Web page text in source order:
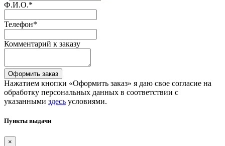
Ф.И.О.*
Телефон*
Комментарий к заказу
Оформить заказ
Нажатием кнопки «Оформить заказ» я даю свое согласие на
обработку персональных данных в соответствии с
указанными здесь условиями.
Пункты выдачи
×